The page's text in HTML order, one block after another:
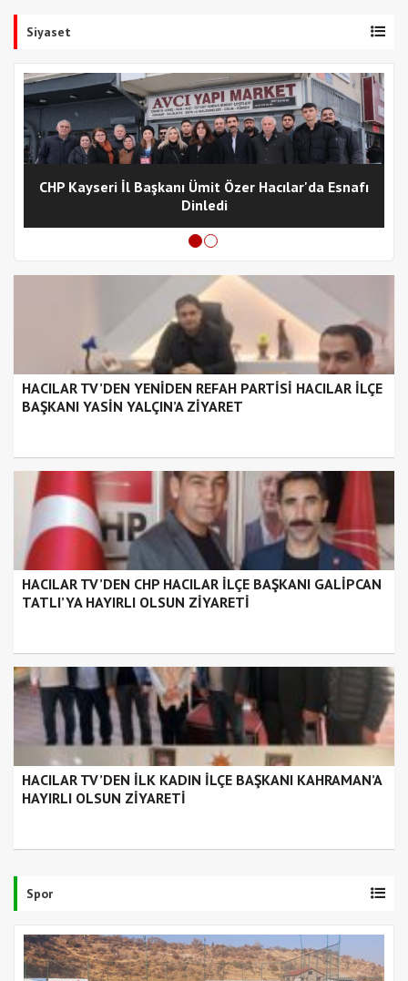
Siyaset
CHP Kayseri İl Başkanı Ümit Özer Hacılar'da Esnafı
Dinledi
HACILAR TV’DEN YENİDEN REFAH PARTİSİ HACILAR İLÇE
BAŞKANI YASİN YALÇIN’A ZİYARET
HACILAR TV’DEN CHP HACILAR İLÇE BAŞKANI GALİPCAN
TATLI’YA HAYIRLI OLSUN ZİYARETİ
HACILAR TV’DEN İLK KADIN İLÇE BAŞKANI KAHRAMAN’A
HAYIRLI OLSUN ZİYARETİ
Spor